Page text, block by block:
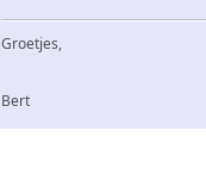
Groetjes,
Bert